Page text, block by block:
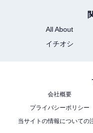
【八幡
ツ」は
All About
イチオシ
会社概要
プライバシーポリシー
当サイトの情報についての